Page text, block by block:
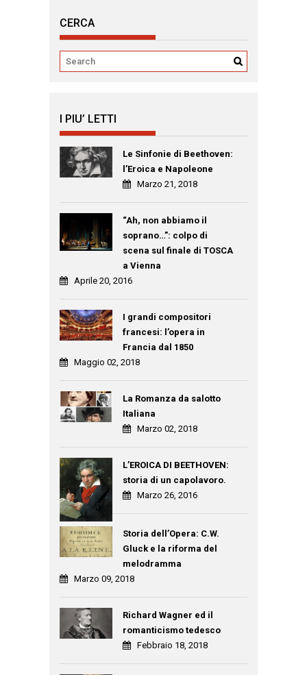
CERCA
I PIU’ LETTI
Le Sinfonie di Beethoven:
l’Eroica e Napoleone
Marzo 21, 2018
“Ah, non abbiamo il
soprano…”: colpo di
scena sul finale di TOSCA
a Vienna
Aprile 20, 2016
I grandi compositori
francesi: l’opera in
Francia dal 1850
Maggio 02, 2018
La Romanza da salotto
Italiana
Marzo 02, 2018
L’EROICA DI BEETHOVEN:
storia di un capolavoro.
Marzo 26, 2016
Storia dell’Opera: C.W.
Gluck e la riforma del
melodramma
Marzo 09, 2018
Richard Wagner ed il
romanticismo tedesco
Febbraio 18, 2018